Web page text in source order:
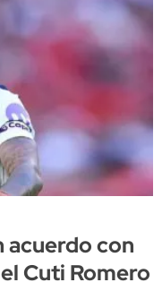
acuerdo con
Cuti Romero